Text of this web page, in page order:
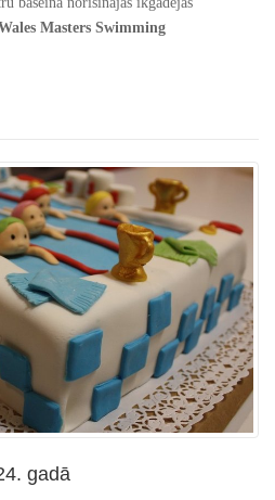
Masters Swimming
gadā